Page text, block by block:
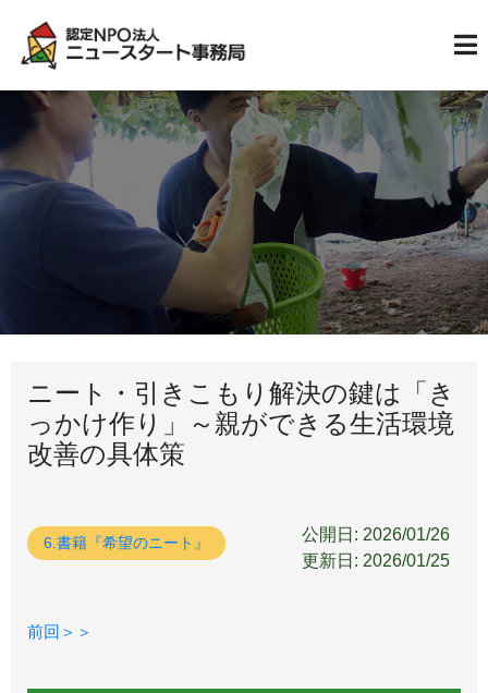
ニート・引きこもり解決の鍵は「き
っかけ作り」～親ができる生活環境
改善の具体策
6.書籍『希望のニート』
公開日: 2026/01/26
更新日: 2026/01/25
前回＞＞